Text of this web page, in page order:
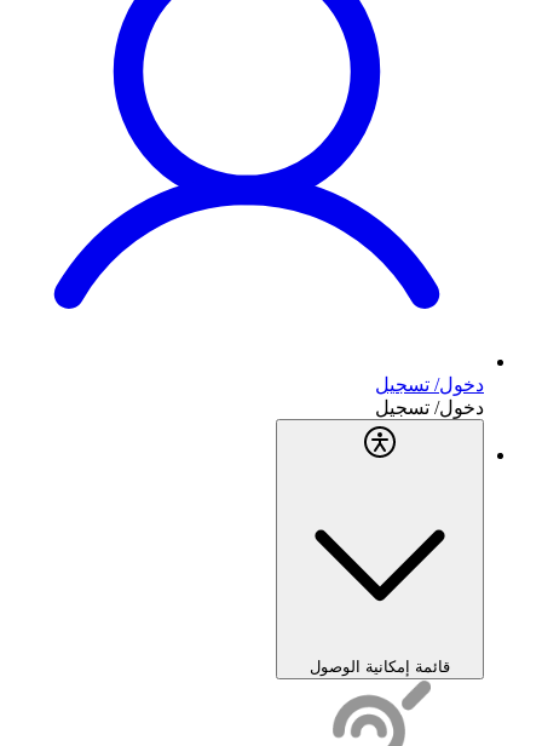
دخول/ تسجيل
دخول/ تسجيل
قائمة إمكانية الوصول